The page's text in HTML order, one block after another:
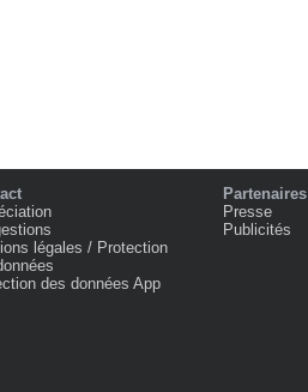
légales / Protection
des données App
Partenaires
Presse
Publicités